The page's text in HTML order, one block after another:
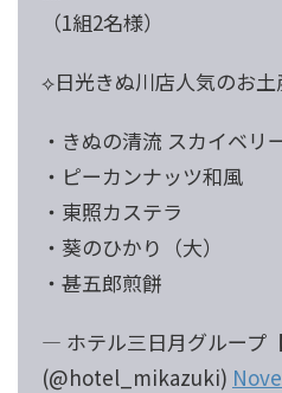
（1組2名様）
⟡日光きぬ川店人気のお土
・きぬの清流 スカイベリ
・ピーカンナッツ和風
・東照カステラ
・葵のひかり（大）
・甚五郎煎餅
— ホテル三日月グループ【
(@hotel_mikazuki)